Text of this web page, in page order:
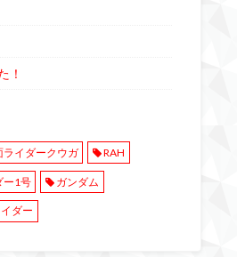
！
ライダークウガ RAH
ー1号 ガンダム
ダー